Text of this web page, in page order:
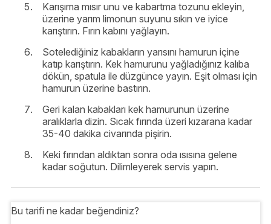
Karışıma mısır unu ve kabartma tozunu ekleyin,
üzerine yarım limonun suyunu sıkın ve iyice
karıştırın. Fırın kabını yağlayın.
Sotelediğiniz kabakların yarısını hamurun içine
katıp karıştırın. Kek hamurunu yağladığınız kalıba
dökün, spatula ile düzgünce yayın. Eşit olması için
hamurun üzerine bastırın.
Geri kalan kabakları kek hamurunun üzerine
aralıklarla dizin. Sıcak fırında üzeri kızarana kadar
35-40 dakika civarında pişirin.
Keki fırından aldıktan sonra oda ısısına gelene
kadar soğutun. Dilimleyerek servis yapın.
Bu tarifi ne kadar beğendiniz?